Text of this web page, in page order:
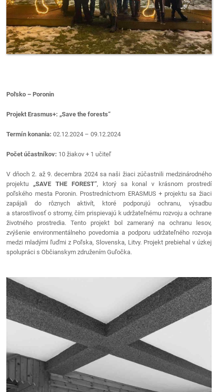
Poľsko – Poronin
Projekt Erasmus+: „Save the forests“
Termín konania:02.12.2024 – 09.12.2024
Počet účastníkov: 10 žiakov + 1 učiteľ
V dňoch 2. až 9. decembra 2024 sa naši žiaci zúčastnili medzinárodného
projektu „SAVE THE FOREST“, ktorý sa konal v krásnom prostredí
poľského mesta Poronin. Prostredníctvom ERASMUS + projektu sa žiaci
zapájali do rôznych aktivít, ktoré podporujú ochranu, výsadbu
a starostlivosť o stromy, čím prispievajú k udržateľnému rozvoju a ochrane
životného prostredia. Tento projekt bol zameraný na ochranu lesov,
zvýšenie environmentálneho povedomia a podporu udržateľného rozvoja
medzi mladými ľuďmi z Poľska, Slovenska, Litvy. Projekt prebiehal v úzkej
spolupráci s Občianskym združením Guľočka.